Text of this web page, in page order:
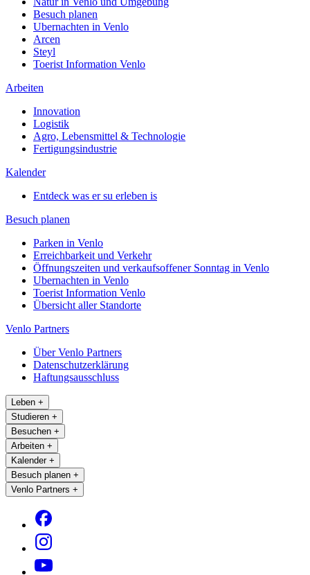
Besuch planen
Ubernachten in Venlo
Arcen
Steyl
Toerist Information Venlo
Arbeiten
Innovation
Logistik
Agro, Lebensmittel & Technologie
Fertigungsindustrie
Kalender
Entdeck was er su erleben is
Besuch planen
Parken in Venlo
Erreichbarkeit und Verkehr
Öffnungszeiten und verkaufsoffener Sonntag in Venlo
Ubernachten in Venlo
Toerist Information Venlo
Übersicht aller Standorte
Venlo Partners
Über Venlo Partners
Datenschutzerklärung
Haftungsausschluss
Leben +
Studieren +
Besuchen +
Arbeiten +
Kalender +
Besuch planen +
Venlo Partners +